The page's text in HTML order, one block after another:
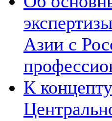
Азии с
К